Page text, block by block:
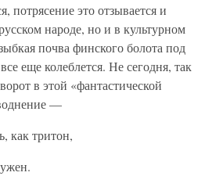
потрясение это отзывается и
народе, но и в культурном
почва финского болота под
еще колеблется. Не сегодня, так
в этой «фантастической
—
как тритон,